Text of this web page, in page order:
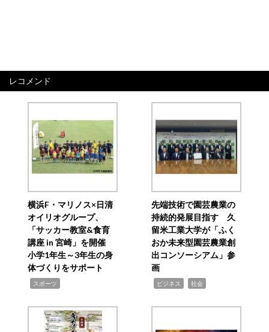
レコメンド
横浜F・マリノス×日清
オイリオグループ、
「サッカー教室&食育
講座 in 宮崎」を開催
小学1年生～3年生の身
体づくりをサポート
スポーツ
先端技術で園芸農業の
持続的発展目指す 久
留米工業大学が「ふく
おか未来型園芸農業創
出コンソーシアム」参
画
ビジネス 社会